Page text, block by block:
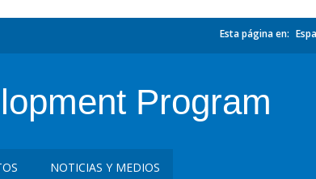
Esta página en:
Program
NOTICIAS Y MEDIOS